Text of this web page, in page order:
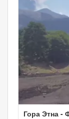
Гора Этна -